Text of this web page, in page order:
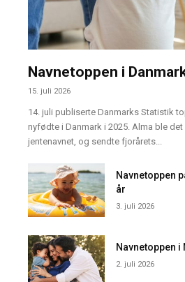
Navnetoppen i
15. juli 2026
14. juli publiserte Danmarks Statistik
nyfødte i Danmark i 2025. Alma ble
jentenavnet, og sendte fjorårets...
Navnetoppen
år
3. juli 2026
Navnetoppen i
2. juli 2026